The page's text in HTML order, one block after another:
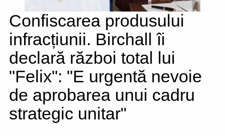
Confiscarea produsului
infracțiunii. Birchall îi
declară război total lui
"Felix": "E urgentă nevoie
de aprobarea unui cadru
strategic unitar"